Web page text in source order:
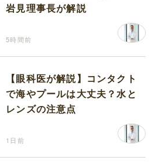
岩見理事長が解説
5時間前
【眼科医が解説】コンタクト
で海やプールは大丈夫？水と
レンズの注意点
1日前